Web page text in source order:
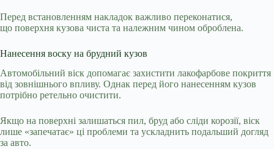
Перед встановленням накладок важливо переконатися,
що поверхня кузова чиста та належним чином оброблена.
Нанесення воску на брудний кузов
Автомобільний віск допомагає захистити лакофарбове покриття
від зовнішнього впливу. Однак перед його нанесенням кузов
потрібно ретельно очистити.
Якщо на поверхні залишаться пил, бруд або сліди корозії, віск
лише «запечатає» ці проблеми та ускладнить подальший догляд
за авто.